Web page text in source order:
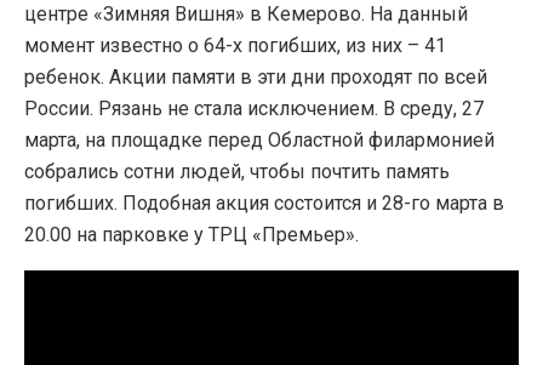
центре «Зимняя Вишня» в Кемерово. На данный
момент известно о 64-х погибших, из них – 41
ребенок. Акции памяти в эти дни проходят по всей
России. Рязань не стала исключением. В среду, 27
марта, на площадке перед Областной филармонией
собрались сотни людей, чтобы почтить память
погибших. Подобная акция состоится и 28-го марта в
20.00 на парковке у ТРЦ «Премьер».